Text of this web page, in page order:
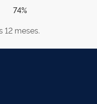
74%
12 meses.